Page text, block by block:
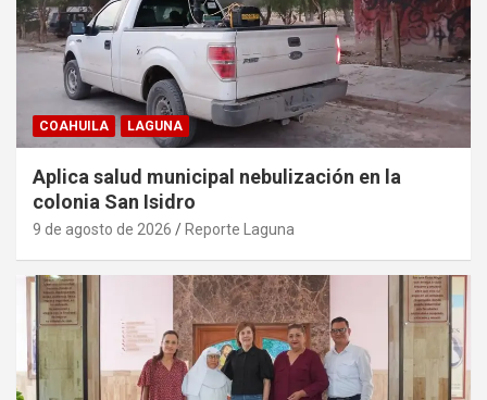
COAHUILA LAGUNA
Aplica salud municipal nebulización en la
colonia San Isidro
9 de agosto de 2026 Reporte Laguna